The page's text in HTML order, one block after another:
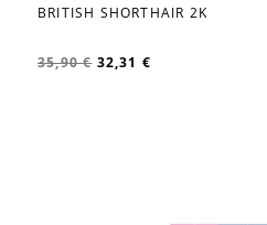
BRITISH SHORTHAIR 2K
35,90 € 32,31 €